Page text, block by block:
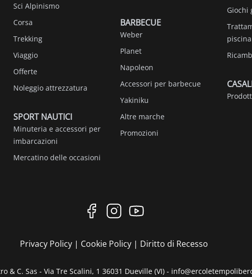
Sci Alpinismo
Corsa
Trekking
Viaggio
Offerte
Noleggio attrezzatura
SPORT NAUTICI
Minuteria e accessori per
imbarcazioni
Mercatino delle occasioni
BARBECUE
Weber
Planet
Napoleon
Accessori per barbecue
Yakiniku
Altre marche
Promozioni
Giochi
piscina
Privacy Policy | Cookie Policy | Diritto di Recesso
& C. Sas - Via Tre Scalini, 1 36031 Dueville (VI) -